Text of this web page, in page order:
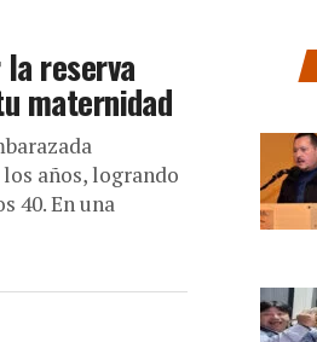
reserva
maternidad
años, logrando
40. En una